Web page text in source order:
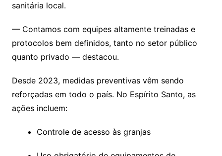
sanitária local.
— Contamos com equipes altamente treinadas e
protocolos bem definidos, tanto no setor público
quanto privado — destacou.
Desde 2023, medidas preventivas vêm sendo
reforçadas em todo o país. No Espírito Santo, as
ações incluem:
Controle de acesso às granjas